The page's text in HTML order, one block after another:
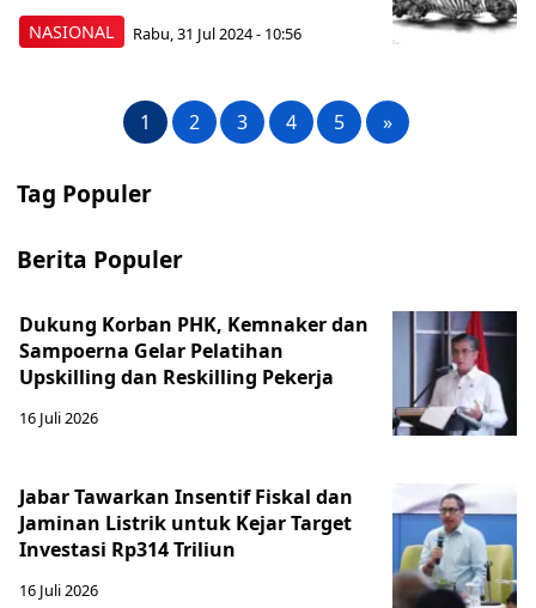
NASIONAL Rabu, 31 Jul 2024 - 10:56
1 2 3 4 5 »
Tag Populer
Berita Populer
Dukung Korban PHK, Kemnaker dan
Sampoerna Gelar Pelatihan
Upskilling dan Reskilling Pekerja
16 Juli 2026
Jabar Tawarkan Insentif Fiskal dan
Jaminan Listrik untuk Kejar Target
Investasi Rp314 Triliun
16 Juli 2026